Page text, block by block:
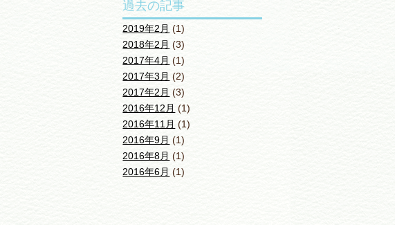
過去の記事
2019年2月 (1)
2018年2月 (3)
2017年4月 (1)
2017年3月 (2)
2017年2月 (3)
2016年12月 (1)
2016年11月 (1)
2016年9月 (1)
2016年8月 (1)
2016年6月 (1)